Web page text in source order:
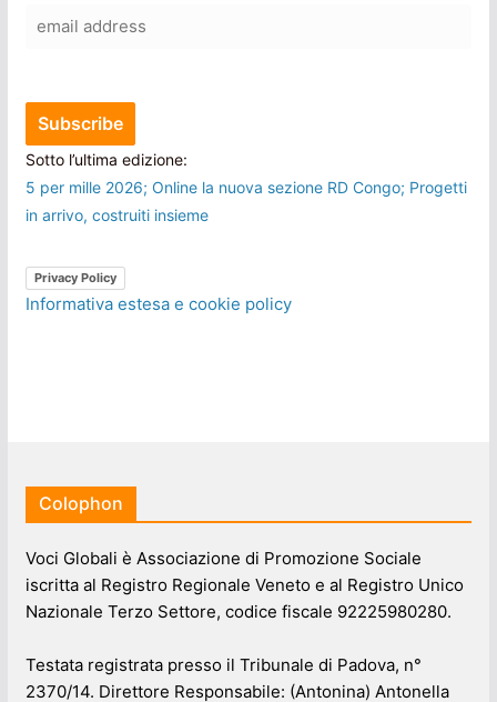
Sotto l’ultima edizione:
5 per mille 2026; Online la nuova sezione RD Congo; Progetti
in arrivo, costruiti insieme
Privacy Policy
Informativa estesa e cookie policy
Colophon
Voci Globali è Associazione di Promozione Sociale
iscritta al Registro Regionale Veneto e al Registro Unico
Nazionale Terzo Settore, codice fiscale 92225980280.
Testata registrata presso il Tribunale di Padova, n°
2370/14. Direttore Responsabile: (Antonina) Antonella